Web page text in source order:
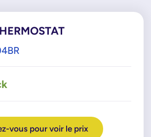
vous pour voir le prix